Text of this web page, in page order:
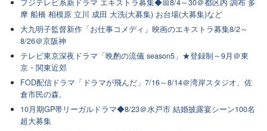
フジテレビ系新ドラマ エキストラ募集◆📅8/4～30＠都区内 調布 多
摩 船橋 相模原 立川 成田 大洗(大募集) お台場(大募集)など
大九明子監督新作「お仕事コメディ」映画のエキストラ募集8/2～
8/26＠京阪神
テレビ東京深夜ドラマ「晩酌の流儀 season5」★登録制～9月＠東
京・関東近郊
FOD配信ドラマ「ドラマが飛んだ」7/16～8/14＠湾岸スタジオ、佐
倉市民の森,
10月期GP帯リーガルドラマ◆8/23＠水戸市 結婚披露宴シーン100名
超大募集